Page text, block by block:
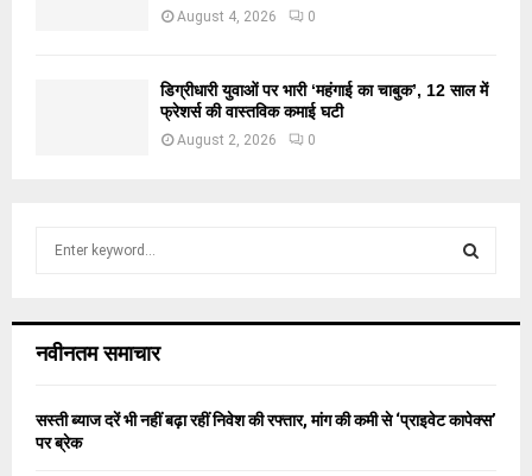
August 4, 2026 0
डिग्रीधारी युवाओं पर भारी ‘महंगाई का चाबुक’, 12 साल में
फ्रेशर्स की वास्तविक कमाई घटी
August 2, 2026 0
h
o
r
नवीनतम समाचार
सस्ती ब्याज दरें भी नहीं बढ़ा रहीं निवेश की रफ्तार, मांग की कमी से ‘प्राइवेट कापेक्स’
पर ब्रेक